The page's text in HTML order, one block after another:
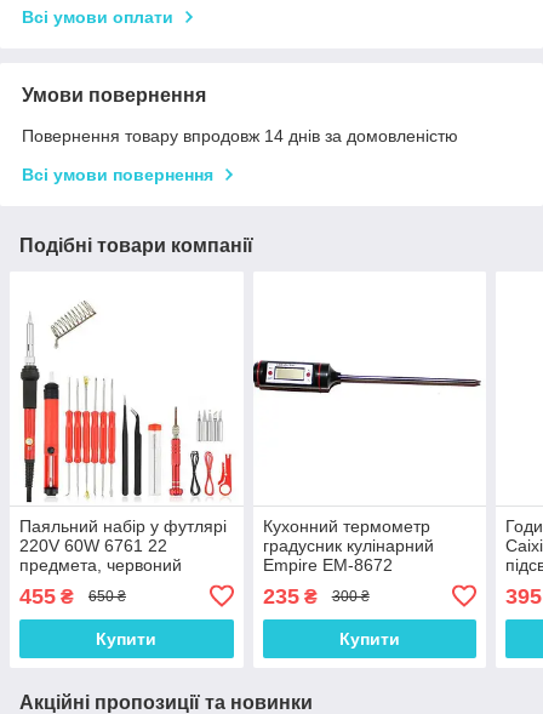
Всі умови оплати
Умови повернення
Повернення товару впродовж 14 днів за домовленістю
Всі умови повернення
Подібні товари компанії
Паяльний набір у футлярі
220V 60W 6761 22
предмета, червоний
455 ₴ 650 ₴
Купити
Кухонний термометр
градусник кулінарний
Empire EM-8672
235₴ 300 ₴
Купити
395
Акційні пропозиції та новинки